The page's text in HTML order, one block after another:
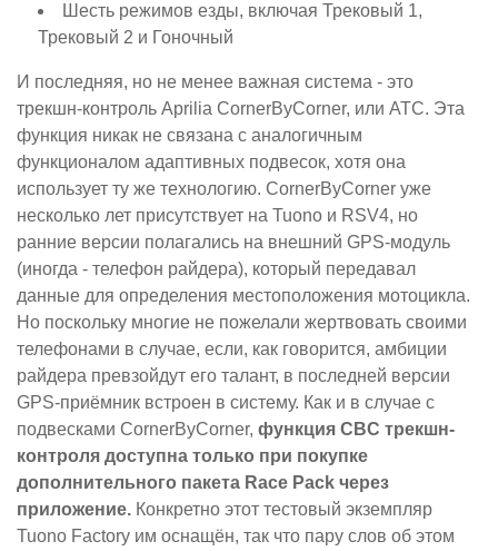
Шесть режимов езды, включая Трековый 1,
Трековый 2 и Гоночный
И последняя, но не менее важная система - это
трекшн-контроль Aprilia CornerByCorner, или ATC. Эта
функция никак не связана с аналогичным
функционалом адаптивных подвесок, хотя она
использует ту же технологию. CornerByCorner уже
несколько лет присутствует на Tuono и RSV4, но
ранние версии полагались на внешний GPS-модуль
(иногда - телефон райдера), который передавал
данные для определения местоположения мотоцикла.
Но поскольку многие не пожелали жертвовать своими
телефонами в случае, если, как говорится, амбиции
райдера превзойдут его талант, в последней версии
GPS-приёмник встроен в систему. Как и в случае с
подвесками CornerByCorner, функция CBC трекшн-
контроля доступна только при покупке
дополнительного пакета Race Pack через
приложение. Конкретно этот тестовый экземпляр
Tuono Factory им оснащён, так что пару слов об этом